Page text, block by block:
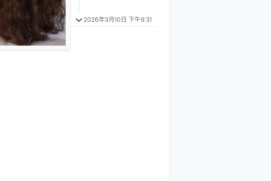
2026年3月10日 下午9:31